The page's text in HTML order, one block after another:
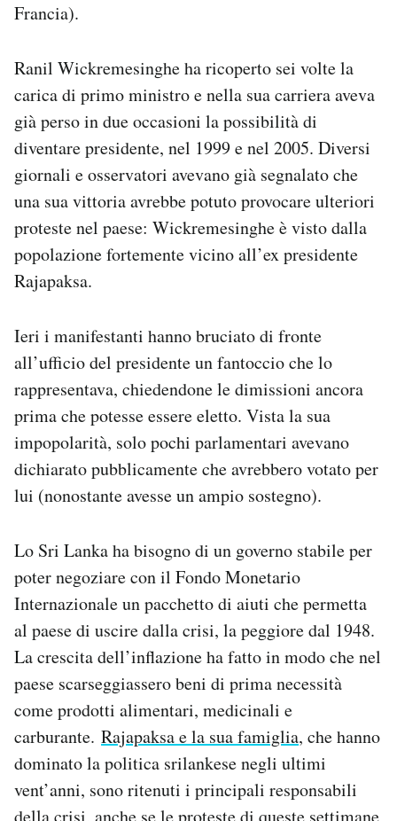
Francia).
Ranil Wickremesinghe ha ricoperto sei volte la
carica di primo ministro e nella sua carriera aveva
già perso in due occasioni la possibilità di
diventare presidente, nel 1999 e nel 2005. Diversi
giornali e osservatori avevano già segnalato che
una sua vittoria avrebbe potuto provocare ulteriori
proteste nel paese: Wickremesinghe è visto dalla
popolazione fortemente vicino all’ex presidente
Rajapaksa.
Ieri i manifestanti hanno bruciato di fronte
all’ufficio del presidente un fantoccio che lo
rappresentava, chiedendone le dimissioni ancora
prima che potesse essere eletto. Vista la sua
impopolarità, solo pochi parlamentari avevano
dichiarato pubblicamente che avrebbero votato per
lui (nonostante avesse un ampio sostegno).
Lo Sri Lanka ha bisogno di un governo stabile per
poter negoziare con il Fondo Monetario
Internazionale un pacchetto di aiuti che permetta
al paese di uscire dalla crisi, la peggiore dal 1948.
La crescita dell’inflazione ha fatto in modo che nel
paese scarseggiassero beni di prima necessità
come prodotti alimentari, medicinali e
carburante. Rajapaksa e la sua famiglia, che hanno
dominato la politica srilankese negli ultimi
vent’anni, sono ritenuti i principali responsabili